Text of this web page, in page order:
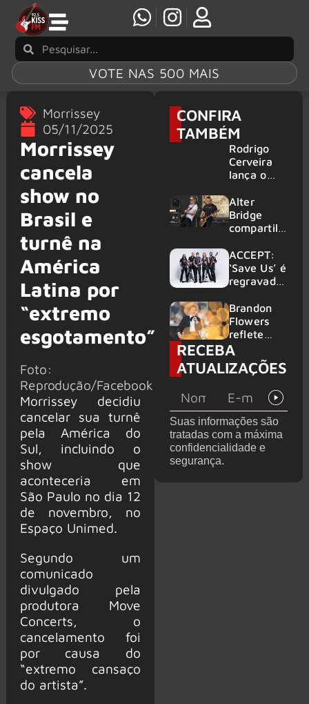
VOTE NAS 500 MAIS
Morrissey
05/11/2025
Morrissey
cancela
show no
Brasil e
turnê na
América
Latina por
“extremo
esgotamento”
Foto:
Reprodução/Facebook
Morrissey decidiu
cancelar sua turnê
pela América do
Sul, incluindo o
show que
aconteceria em
São Paulo no dia 12
de novembro, no
Espaço Unimed.
Segundo um
comunicado
divulgado pela
produtora Move
Concerts, o
cancelamento foi
por causa do
“extremo cansaço
do artista”.
CONFIRA
TAMBÉM
Rodrigo
Cerveira
lança o
Searcher”
Alter
Bridge
compartilh
vivo de
“Fortress”
gravada
am Ring
2026
ACCEPT:
‘Save Us’ é
regravada
membros
do GHOST
e KORN
Brandon
Flowers
reflete
sobre o
futuro e
levanta
de de
deixar os
palcos
RECEBA
ATUALIZAÇÕES
Suas informações são
tratadas com a máxima
confidencialidade e
segurança.